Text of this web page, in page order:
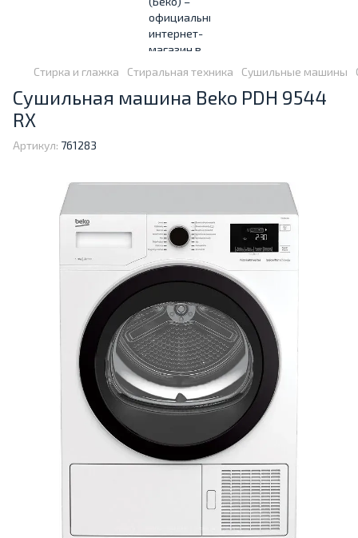
Стирка и глажка Стиральная техника Сушильные машины
Сушильная машина Beko PDH 9544
RX
Артикул: 761283